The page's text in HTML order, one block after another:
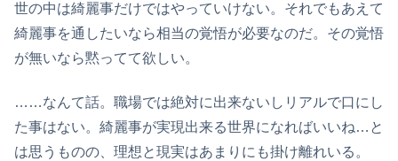
世の中は綺麗事だけではやっていけない。それでもあえて
綺麗事を通したいなら相当の覚悟が必要なのだ。その覚悟
が無いなら黙ってて欲しい。
……なんて話。職場では絶対に出来ないしリアルで口にし
た事はない。綺麗事が実現出来る世界になればいいね…と
は思うものの、理想と現実はあまりにも掛け離れいる。